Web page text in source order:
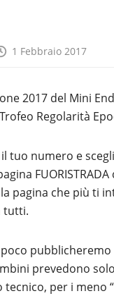
1 Febbraio 2017
2017 del Mini
Regolarità
tuo numero e
pagina che più ti
tutti.
prevedono
per i meno